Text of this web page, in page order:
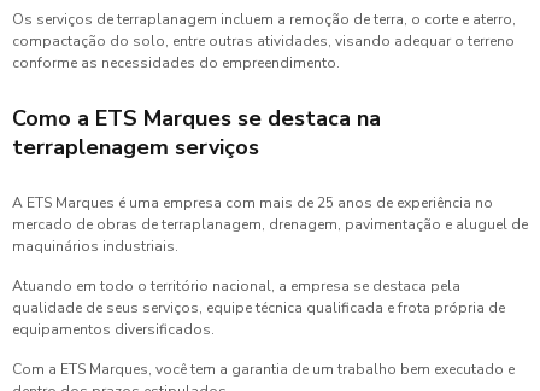
Os serviços de terraplanagem incluem a remoção de terra, o corte e aterro,
compactação do solo, entre outras atividades, visando adequar o terreno
conforme as necessidades do empreendimento.
Como a ETS Marques se destaca na
terraplenagem serviços
A ETS Marques é uma empresa com mais de 25 anos de experiência no
mercado de obras de terraplanagem, drenagem, pavimentação e aluguel de
maquinários industriais.
Atuando em todo o território nacional, a empresa se destaca pela
qualidade de seus serviços, equipe técnica qualificada e frota própria de
equipamentos diversificados.
Com a ETS Marques, você tem a garantia de um trabalho bem executado e